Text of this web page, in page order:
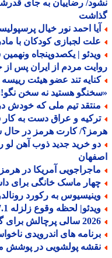
احمد نور خیال
لجبازی کودکان با مادر
| یکصدوپنجاه ونهمین
مردم از ایران پس از جنگ (15 مرداد
تند عضو هیئت رییسه
هستید نه سخن نگو!»
تیم ملی که خودش در
و عراق دست به کار
کارت هرمز در حال
خرید جدید ذوب آهن لو
آمریکا در هرمز و
ماسک خانگی برای
به رکورد رونالدو
لحظه وقوع زلزله 7.1 ریشتری ژاپن در اتاق عمل جراحی
پرچالش برای گردشگری آسیا
های اندرویدی
پولشویی در پوشش